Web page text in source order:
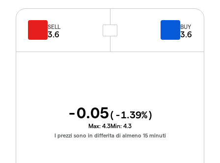
SELL
3.6
BUY
3.6
-0.05( -1.39%)
Max: 4.3Min: 4.3
I prezzi sono in differita di almeno 15 minuti